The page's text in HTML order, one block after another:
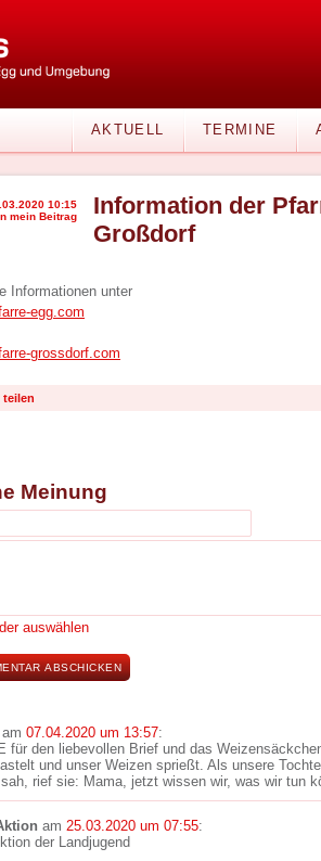
AKTUELL TERMINE
10:15
mein Beitrag
Information der
Großdorf
Informationen unter
egg.com
grossdorf.com
teilen
Meinung
auswählen
07.04.2020 um 13:57:
für den liebevollen Brief und das
und unser Weizen sprießt. Als unsere
rief sie: Mama, jetzt wissen wir, was wir tun
am 25.03.2020 um 07:55:
der Landjugend